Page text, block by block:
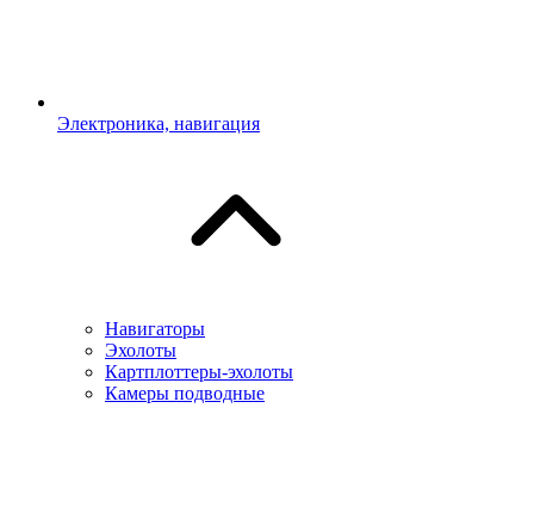
Электроника, навигация
Навигаторы
Эхолоты
Картплоттеры-эхолоты
Камеры подводные